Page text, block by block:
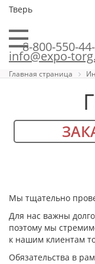
Тверь
8-800-550-
info@expo-
Главная страница
Мы тщательно
Для нас важны
поэтому мы
к нашим клиентам
Обязательства в